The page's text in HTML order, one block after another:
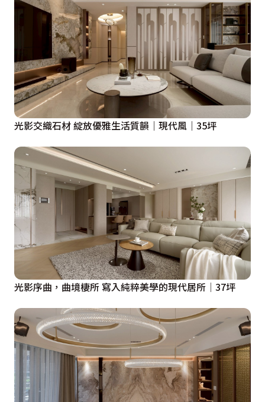
光影交織石材 綻放優雅生活質韻｜現代風｜35坪
光影序曲，曲境棲所 寫入純粹美學的現代居所│37坪